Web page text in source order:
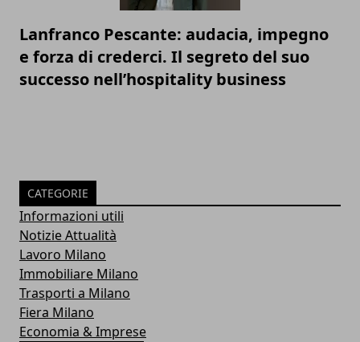
Lanfranco Pescante: audacia, impegno
e forza di crederci. Il segreto del suo
successo nell’hospitality business
CATEGORIE
Informazioni utili
Notizie Attualità
Lavoro Milano
Immobiliare Milano
Trasporti a Milano
Fiera Milano
Economia & Imprese